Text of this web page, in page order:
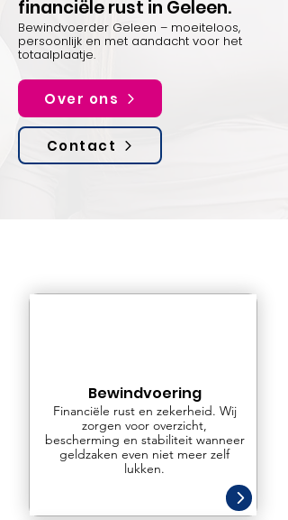
financiële rust in Geleen.
Bewindvoerder Geleen – moeiteloos,
persoonlijk en met aandacht voor het
totaalplaatje.
Over ons
Contact
Bewindvoering
Financiële rust en zekerheid. Wij
zorgen voor overzicht,
bescherming en stabiliteit wanneer
geldzaken even niet meer zelf
lukken.